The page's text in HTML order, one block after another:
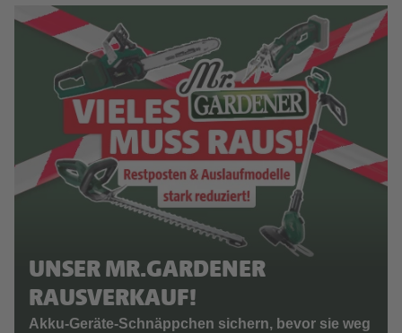
UNSER MR.GARDENER
RAUSVERKAUF!
Akku-Geräte-Schnäppchen sichern, bevor sie weg